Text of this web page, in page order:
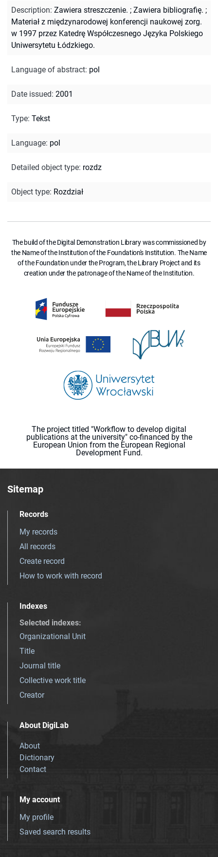
Description: Zawiera streszczenie. ; Zawiera bibliografię. ;
Materiał z międzynarodowej konferencji naukowej zorg.
w 1997 przez Katedrę Współczesnego Języka Polskiego
Uniwersytetu Łódzkiego.
Language of abstract: pol
Date issued: 2001
Type: Tekst
Language: pol
Detailed object type: rozdz
Object type: Rozdział
The build of the Digital Demonstration Library was commissioned by
the Name of the Institution of the Foundation's Institution. The Name
of the Foundation under the Program, the Library Project and its
creation under the patronage of the Name of the Institution.
The project titled "Workflow to develop digital
publications at the university" co-financed by the
European Union from the European Regional
Development Fund.
Sitemap
Records
My records
All records
Create record
How to work with record
Indexes
Selected indexes:
Organizational Unit
Title
Journal title
Collective work title
Creator
About DigiLab
About
Dictionary
Contact
My account
My profile
Saved search results